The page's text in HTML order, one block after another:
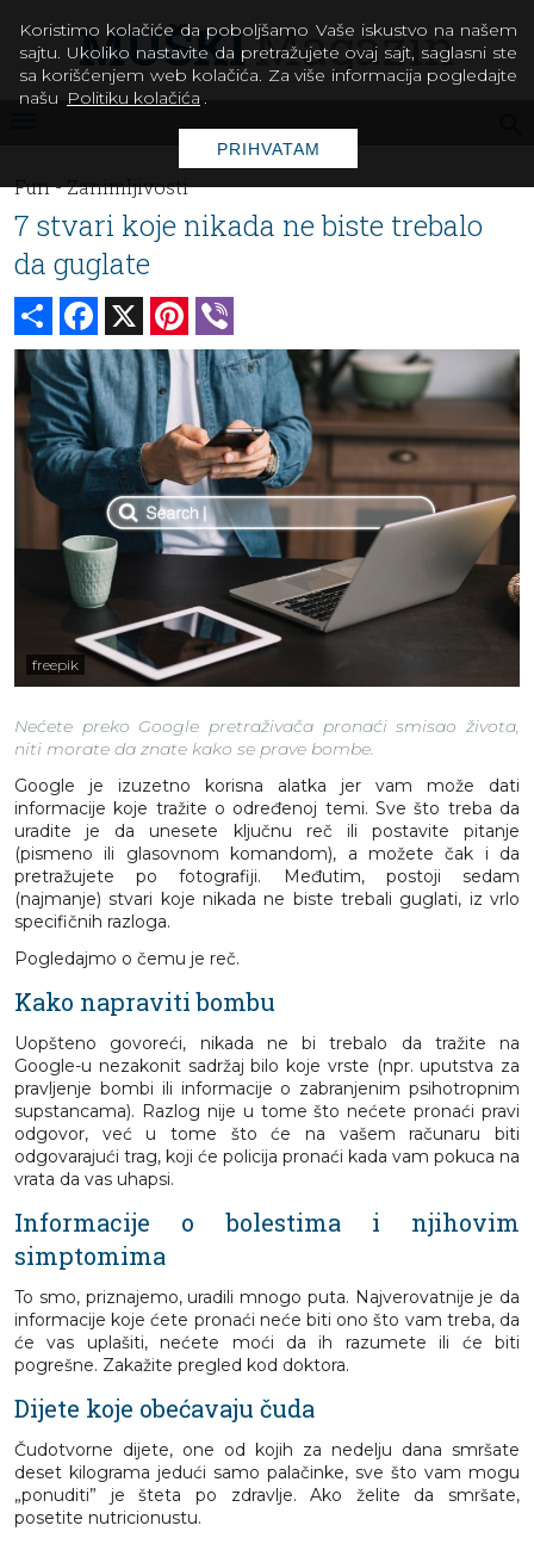
Fun -Zanimljivosti
7 stvari koje nikada ne biste trebalo
da guglate
Share Facebook Pinterest
freepik
Nećete preko Google pretraživača pronaći smisao života,
niti morate da znate kako se prave bombe.
Google je izuzetno korisna alatka jer vam može dati
informacije koje tražite o određenoj temi. Sve što treba da
uradite je da unesete ključnu reč ili postavite pitanje
(pismeno ili glasovnom komandom), a možete čak i da
pretražujete po fotografiji. Međutim, postoji sedam
(najmanje) stvari koje nikada ne biste trebali guglati, iz vrlo
specifičnih razloga.
Pogledajmo o čemu je reč.
Kako napraviti bombu
Uopšteno govoreći, nikada ne bi trebalo da tražite na
Google-u nezakonit sadržaj bilo koje vrste (npr. uputstva za
pravljenje bombi ili informacije o zabranjenim psihotropnim
supstancama). Razlog nije u tome što nećete pronaći pravi
odgovor, već u tome što će na vašem računaru biti
odgovarajući trag, koji će policija pronaći kada vam pokuca na
vrata da vas uhapsi.
Informacije o bolestima i njihovim
simptomima
To smo, priznajemo, uradili mnogo puta. Najverovatnije je da
informacije koje ćete pronaći neće biti ono što vam treba, da
će vas uplašiti, nećete moći da ih razumete ili će biti
pogrešne. Zakažite pregled kod doktora.
Dijete koje obećavaju čuda
Čudotvorne dijete, one od kojih za nedelju dana smršate
deset kilograma jedući samo palačinke, sve što vam mogu
„ponuditi” je šteta po zdravlje. Ako želite da smršate,
posetite nutricionustu.
Koristimo kolačiće da poboljšamo Vaše iskustvo na našem
sajtu. Ukoliko nastavite da pretražujete ovaj sajt, saglasni ste
sa korišćenjem web kolačića. Za više informacija pogledajte
našu Politiku kolačića .
PRIHVATAM